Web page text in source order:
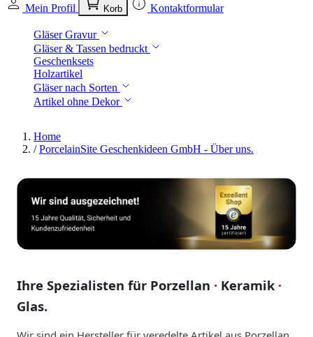
Mein Profil Korb Kontaktformular
Gläser Gravur
Gläser & Tassen bedruckt
Geschenksets
Holzartikel
Gläser nach Sorten
Artikel ohne Dekor
Home
/ PorcelainSite Geschenkideen GmbH - Über uns.
Ihre Spezialisten für Porzellan · Keramik·
Glas.